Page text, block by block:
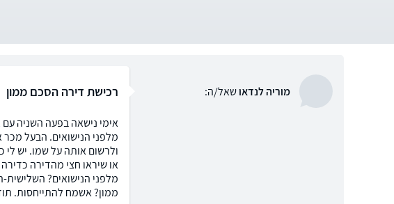
מוריה לנדאושאל/ה: רכישת דירה הסכם ממון
מלפני הנישואים. הבעל
ולרשום אותה על שמו. יש
או שיראו חצי מהדירה
מלפני הנישואים?
ממון? אשמח להתייחסות.